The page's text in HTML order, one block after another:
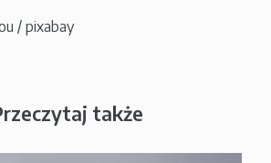
/ pixabay
także